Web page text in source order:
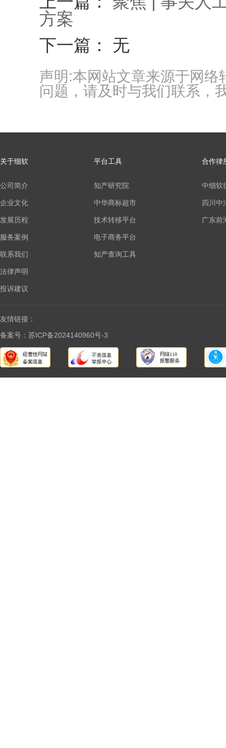
方案
下一篇： 无
声明:本网站文章来源于网
问题，请及时与我们联系，
关于细软
公司简介
企业文化
发展历程
服务案例
联系我们
法律声明
投诉建议
平台工具
知产研究院
中华商标超市
技术转移平台
电子商务平台
知产查询工具
合作律
中细软
四川中
广东前
友情链接：
备案号：苏ICP备2024140960号-3